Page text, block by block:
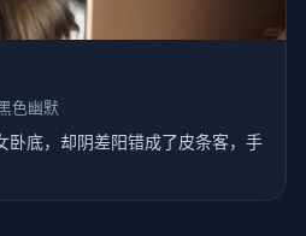
色幽默
卧底，却阴差阳错成了皮条客，手